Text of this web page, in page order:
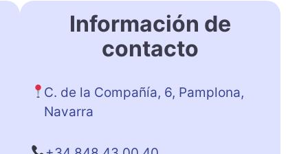
Información de
contacto
C. de la Compañía, 6, Pamplona,
Navarra